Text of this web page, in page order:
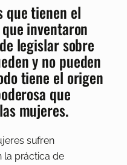
que tienen el
inventaron
legislar sobre
y no pueden
tiene el origen
que
mujeres.
sufren
la práctica de